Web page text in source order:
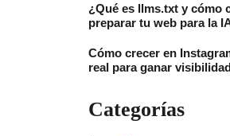
¿Qué es llms.txt y cómo
preparar tu web para la
Cómo crecer en
real para ganar
Categorías